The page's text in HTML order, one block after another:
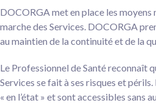
DOCORGA met en place les moyens
marche des Services. DOCORGA
au maintien de la continuité et de la
Le Professionnel de Santé reconnaît
Services se fait à ses risques et
« en l’état » et sont accessibles sans